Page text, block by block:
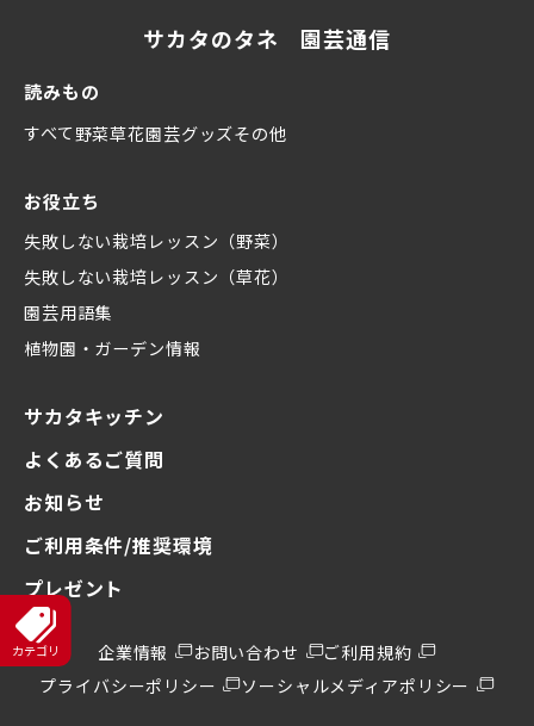
サカタのタネ 園芸通信
読みもの
すべて野菜草花園芸グッズその他
お役立ち
失敗しない栽培レッスン（野菜）
失敗しない栽培レッスン（草花）
園芸用語集
植物園・ガーデン情報
サカタキッチン
よくあるご質問
お知らせ
ご利用条件/推奨環境
プレゼント
企業情報 お問い合わせ
ご利用規約
プライバシーポリシー
ソーシャルメディアポリシー